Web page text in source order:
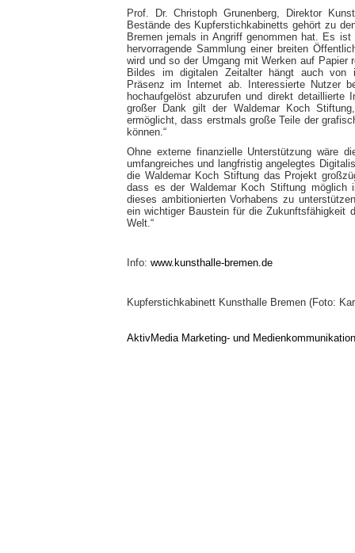
Prof. Dr. Christoph Grunenberg, Direktor
Bestände des Kupferstichkabinetts gehört zu
Bremen jemals in Angriff genommen hat. Es
hervorragende Sammlung einer breiten
wird und so der Umgang mit Werken auf Papier
Bildes im digitalen Zeitalter hängt auch von
Präsenz im Internet ab. Interessierte Nutzer
hochaufgelöst abzurufen und direkt detaillierte
großer Dank gilt der Waldemar Koch
ermöglicht, dass erstmals große Teile der
können.“
Ohne externe finanzielle Unterstützung wäre
umfangreiches und langfristig angelegtes
die Waldemar Koch Stiftung das Projekt
dass es der Waldemar Koch Stiftung möglich
dieses ambitionierten Vorhabens zu
ein wichtiger Baustein für die Zukunftsfähigkeit
Welt.“
Info: www.kunsthalle-bremen.de
Kupferstichkabinett Kunsthalle Bremen (Foto:
AktivMedia Marketing- und